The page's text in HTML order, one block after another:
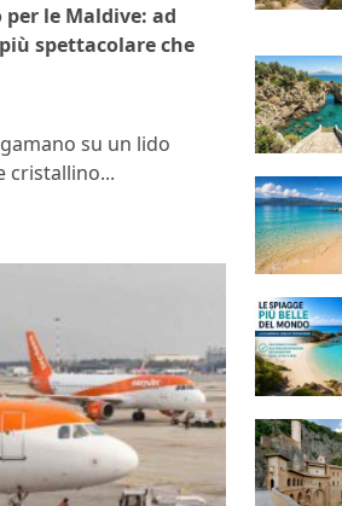
le Maldive: ad
più spettacolare che
su un lido
cristallino...